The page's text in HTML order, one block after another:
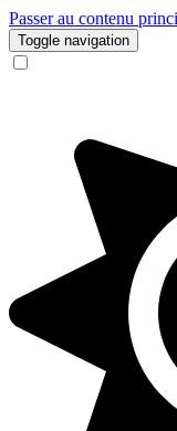
Passer au contenu
Toggle navigation